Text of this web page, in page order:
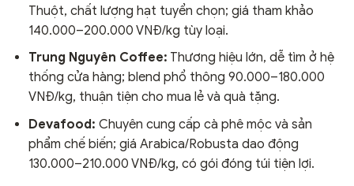
Thuột, chất lượng hạt tuyển chọn; giá tham khảo
140.000–200.000 VNĐ/kg tùy loại.
Trung Nguyên Coffee: Thương hiệu lớn, dễ tìm ở hệ
thống cửa hàng; blend phổ thông 90.000–180.000
VNĐ/kg, thuận tiện cho mua lẻ và quà tặng.
Devafood: Chuyên cung cấp cà phê mộc và sản
phẩm chế biến; giá Arabica/Robusta dao động
130.000–210.000 VNĐ/kg, có gói đóng túi tiện lợi.